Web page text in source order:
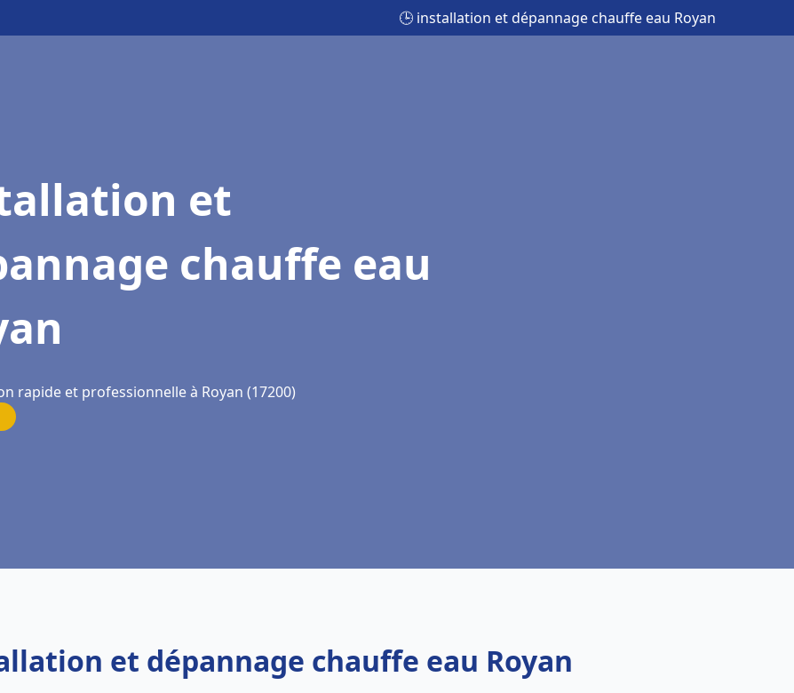
🕒 installation et dépannage chauffe eau Royan
et
chauffe eau
rapide et professionnelle à Royan (17200)
et dépannage chauffe eau Royan